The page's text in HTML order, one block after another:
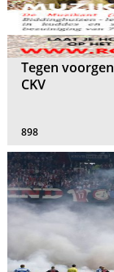
Tegen
CKV
898